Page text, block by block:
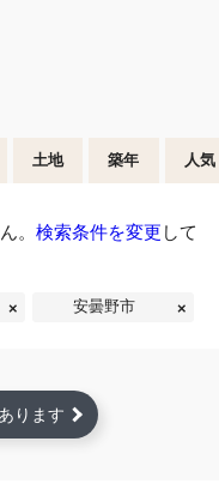
土地 築年 人気
。 検索条件を変更 して
安曇野市
ります